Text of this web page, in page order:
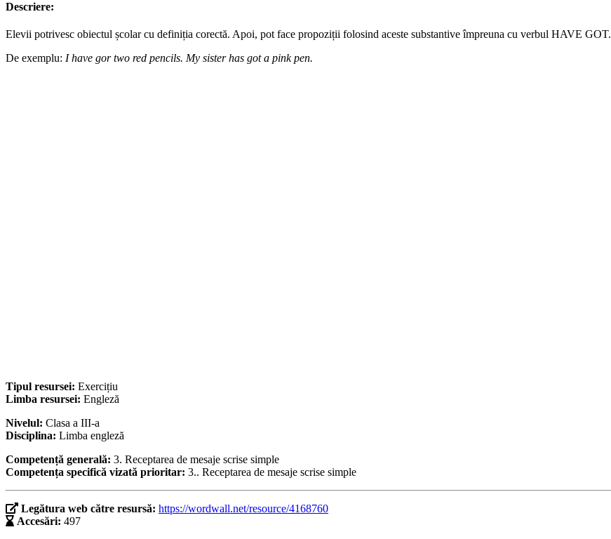
Descriere:
Elevii potrivesc obiectul școlar cu definiția corectă. Apoi, pot face propoziții folosind aceste substantive împreuna cu verbul HAVE GOT.
De exemplu: I have gor two red pencils. My sister has got a pink pen.
Tipul resursei: Exercițiu
Limba resursei: Engleză
Nivelul: Clasa a III-a
Disciplina: Limba engleză
Competență generală: 3. Receptarea de mesaje scrise simple
Competența specifică vizată prioritar: 3.. Receptarea de mesaje scrise simple
Legătura web către resursă: https://wordwall.net/resource/4168760
Accesări: 497